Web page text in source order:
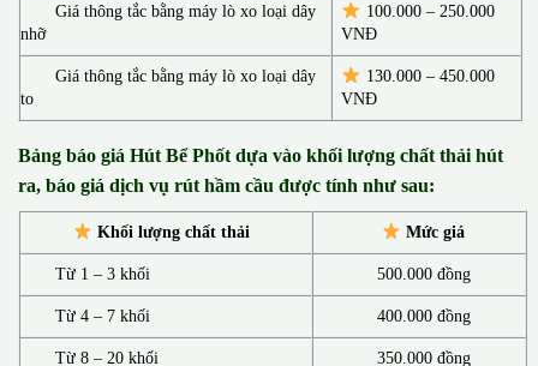
Giá thông tắc bằng máy lò xo loại dây
nhỡ
100.000 – 250.000
VNĐ
Giá thông tắc bằng máy lò xo loại dây
to
130.000 –450.000
VNĐ
Bảng báo giá Hút Bể Phốt dựa vào khối lượng chất thải hút
ra, báo giá dịch vụ rút hầm cầu được tính như sau:
Khối lượng chất thải Mức giá
Từ 1 – 3 khối 500.000 đồng
Từ 4 – 7 khối 400.000 đồng
Từ 8 – 20 khối 350.000 đồng